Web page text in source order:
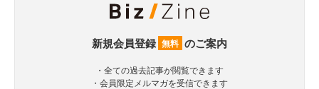
新規会員登録 無料 のご案内
・全ての過去記事が閲覧できます
・会員限定メルマガを受信できます